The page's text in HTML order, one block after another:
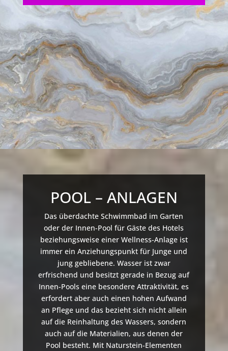
POOL – ANLAGEN
Das überdachte Schwimmbad im Garten
oder der Innen-Pool für Gäste des Hotels
beziehungsweise einer Wellness-Anlage ist
immer ein Anziehungspunkt für Junge und
jung gebliebene. Wasser ist zwar
erfrischend und besitzt gerade in Bezug auf
Innen-Pools eine besondere Attraktivität, es
erfordert aber auch einen hohen Aufwand
an Pflege und das bezieht sich nicht allein
auf die Reinhaltung des Wassers, sondern
auch auf die Materialien, aus denen der
Pool besteht. Mit Naturstein-Elementen